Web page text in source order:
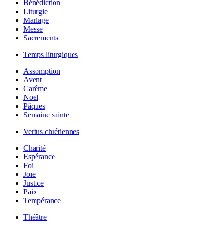
Bénédiction
Liturgie
Mariage
Messe
Sacrements
Temps liturgiques
Assomption
Avent
Carême
Noël
Pâques
Semaine sainte
Vertus chrétiennes
Charité
Espérance
Foi
Joie
Justice
Paix
Tempérance
Théâtre